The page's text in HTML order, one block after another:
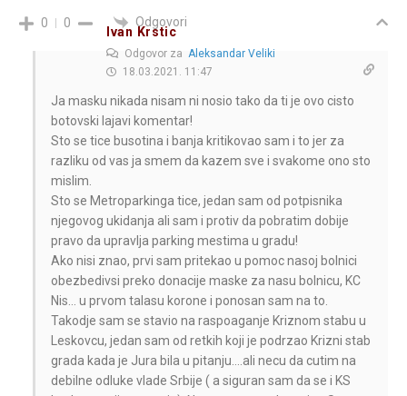
0 0 Odgovori
Ivan Krstic
Odgovor za Aleksandar Veliki
18.03.2021. 11:47
Ja masku nikada nisam ni nosio tako da ti je ovo cisto
botovski lajavi komentar!
Sto se tice busotina i banja kritikovao sam i to jer za
razliku od vas ja smem da kazem sve i svakome ono sto
mislim.
Sto se Metroparkinga tice, jedan sam od potpisnika
njegovog ukidanja ali sam i protiv da pobratim dobije
pravo da upravlja parking mestima u gradu!
Ako nisi znao, prvi sam pritekao u pomoc nasoj bolnici
obezbedivsi preko donacije maske za nasu bolnicu, KC
Nis… u prvom talasu korone i ponosan sam na to.
Takodje sam se stavio na raspoaganje Kriznom stabu u
Leskovcu, jedan sam od retkih koji je podrzao Krizni stab
grada kada je Jura bila u pitanju….ali necu da cutim na
debilne odluke vlade Srbije ( a siguran sam da se i KS